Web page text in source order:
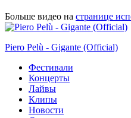
Больше видео на странице
Piero Pelù - Gigante (Official)
Фестивали
Концерты
Лайвы
Клипы
Новости